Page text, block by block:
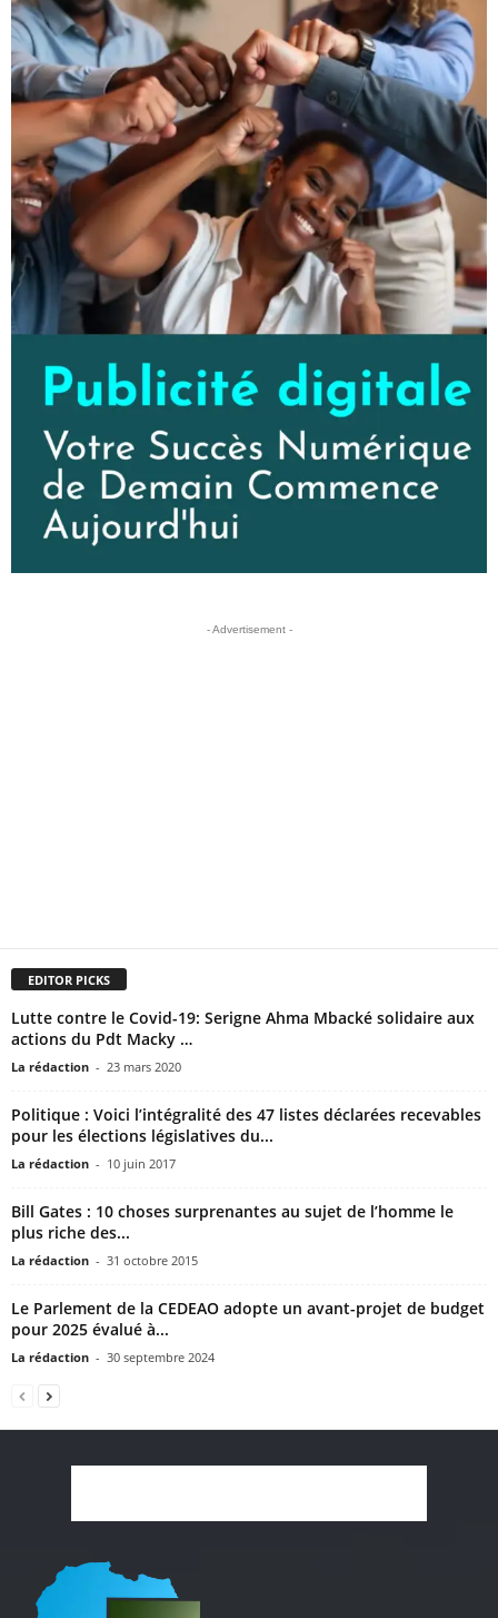
- Advertisement -
EDITOR PICKS
Lutte contre le Covid-19: Serigne Ahma Mbacké solidaire aux
actions du Pdt Macky …
La rédaction - 23 mars 2020
Politique : Voici l’intégralité des 47 listes déclarées recevables
pour les élections législatives du...
La rédaction - 10 juin 2017
Bill Gates : 10 choses surprenantes au sujet de l’homme le
plus riche des...
La rédaction - 31 octobre 2015
Le Parlement de la CEDEAO adopte un avant-projet de budget
pour 2025 évalué à...
La rédaction - 30 septembre 2024